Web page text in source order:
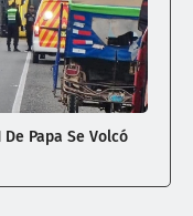
Papa Se Volcó